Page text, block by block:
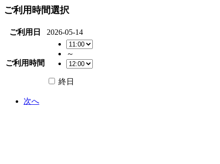
ご利用時間選択
ご利用日 2026-05-14
ご利用時間
～
終日
次へ